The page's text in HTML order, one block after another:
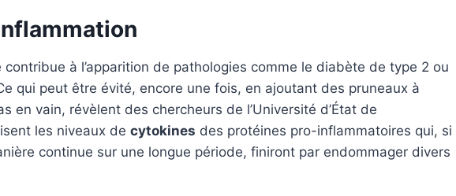
contribue à l’apparition de pathologies comme le diabète de type 2 ou
qui peut être évité, encore une fois, en ajoutant des pruneaux à
en vain, révèlent des chercheurs de l’Université d’État de
les niveaux de cytokines des protéines pro-inflammatoires qui, si
continue sur une longue période, finiront par endommager divers